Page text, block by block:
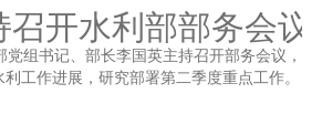
开水利部部务会议
组书记、部长李国英主持召开部务会议，
工作进展，研究部署第二季度重点工作。